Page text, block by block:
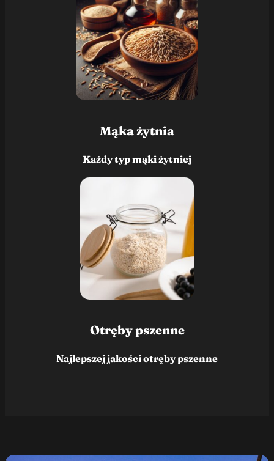
Mąka żytnia
Każdy typ mąki żytniej
Otręby pszenne
Najlepszej jakości otręby pszenne